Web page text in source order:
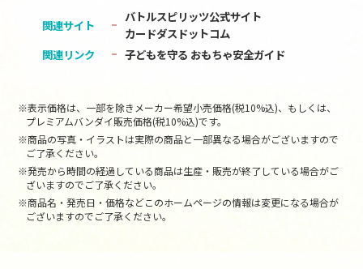
関連サイト
バトルスピリッツ公式サイト
カードダスドットコム
関連リンク
子どもを守る おもちゃ安全ガイド
※表示価格は、一部を除きメーカー希望小売価格(税10%込)、もしくは、
プレミアムバンダイ販売価格(税10%込)です。
※商品の写真・イラストは実際の商品と一部異なる場合がございますので
ご了承ください。
※発売から時間の経過している商品は生産・販売が終了している場合がご
ざいますのでご了承ください。
※商品名・発売日・価格などこのホームページの情報は変更になる場合が
ございますのでご了承ください。